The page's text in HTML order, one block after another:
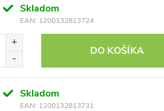
Skladom
EAN: 1200132813724
DO KOŠÍKA
Skladom
EAN: 1200132813731